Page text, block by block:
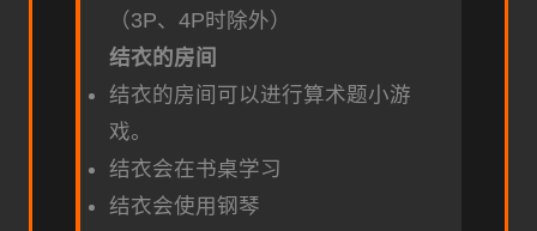
（3P、4P时除外）
结衣的房间
结衣的房间可以进行算术题小游
戏。
结衣会在书桌学习
结衣会使用钢琴